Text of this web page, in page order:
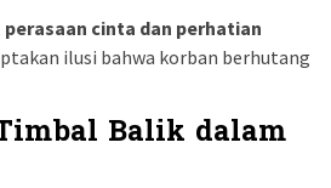
perasaan cinta dan perhatian
ilusi bahwa korban berhutang
Balik dalam